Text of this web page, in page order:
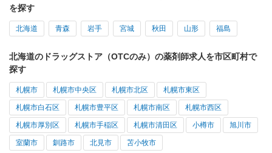
を探す
北海道 青森 岩手 宮城 秋田 山形 福島
北海道のドラッグストア（OTCのみ）の薬剤師求人を市区町村で
探す
札幌市 札幌市中央区 札幌市北区 札幌市東区
札幌市白石区 札幌市豊平区 札幌市南区 札幌市西区
札幌市厚別区 札幌市手稲区 札幌市清田区 小樽市 旭川市
室蘭市 釧路市 北見市 苫小牧市